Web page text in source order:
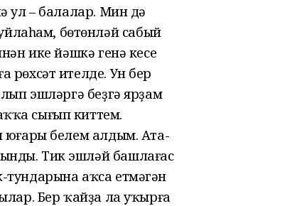
ул – балалар. Мин дә
бөтөнләй сабый
ике йәшкә генә кесе
рөхсәт ителде. Ун бер
эшләргә беҙгә ярҙам
сығып киттем.
юғары белем алдым. Ата-
Тик эшләй башлағас
тундарына аҡса етмәгән
Бер ҡайҙа ла уҡырға